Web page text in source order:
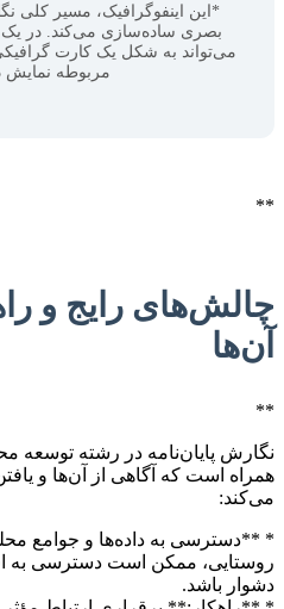
*این اینفوگرافیک، مسیر کلی
بصری ساده‌سازی می‌کند. در یک
می‌تواند به شکل یک کارت
مربوطه نمایش
**
چالش‌های رایج و
آن‌ها
**
نگارش پایان‌نامه در رشته توسعه
همراه است که آگاهی از آن‌ها و
می‌کند:
* **دسترسی به داده‌ها و جوامع
روستایی، ممکن است دسترسی به
دشوار باشد.